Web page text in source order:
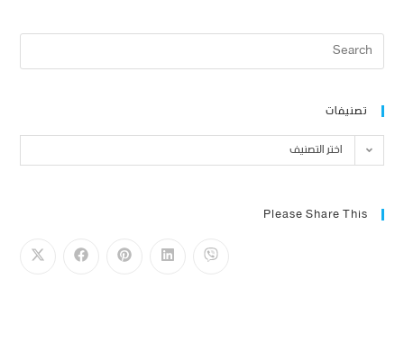
تصنيفات
اختر التصنيف
Please Share This